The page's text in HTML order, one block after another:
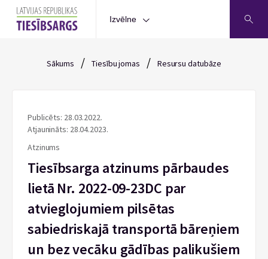
Izvēlne
Sākums / Tiesību jomas / Resursu datubāze
Publicēts: 28.03.2022.
Atjaunināts: 28.04.2023.
Atzinums
Tiesībsarga atzinums pārbaudes
lietā Nr. 2022-09-23DC par
atvieglojumiem pilsētas
sabiedriskajā transportā bāreņiem
un bez vecāku gādības palikušiem